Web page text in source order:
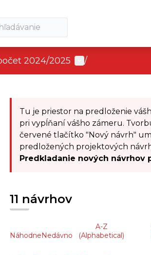
2024/2025 User menu
/
Tu je priestor na predloženie
pri vypĺňaní vášho zámeru.
červené tlačítko "Nový návrh"
predložených projektových
Predkladanie nových návrhov
11 návrhov
NáhodneNedávno
A-Z
(Alphabetical)